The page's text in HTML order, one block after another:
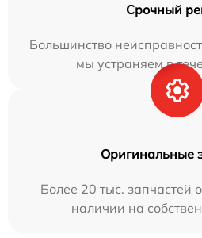
Срочный
Большинство
мы устраняем в
Оригинальные
Более 20 тыс. запчастей
наличии на